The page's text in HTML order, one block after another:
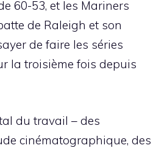
60-53, et les Mariners
de Raleigh et son
de faire les séries
la troisième fois depuis
du travail – des
cinématographique, des